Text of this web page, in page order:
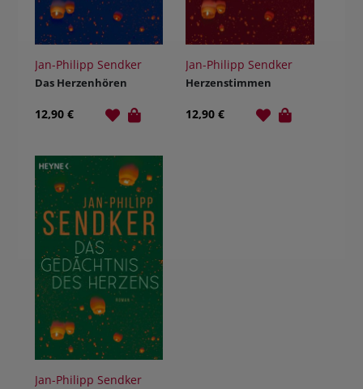
Jan-Philipp Sendker
Das Herzenhören
12,90 €
Jan-Philipp Sendker
Herzenstimmen
12,90 €
Jan-Philipp Sendker